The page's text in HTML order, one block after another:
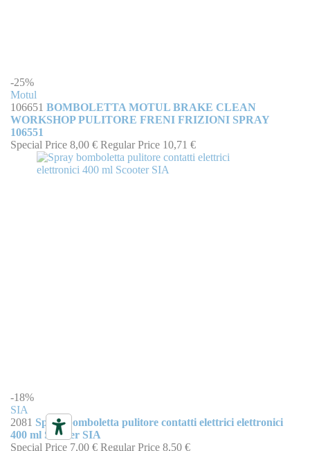
-25%
Motul
106651 BOMBOLETTA MOTUL BRAKE CLEAN
WORKSHOP PULITORE FRENI FRIZIONI SPRAY
106551
Special Price 8,00 € Regular Price 10,71 €
-18%
SIA
2081 Spray bomboletta pulitore contatti elettrici elettronici
400 ml Scooter SIA
Special Price 7,00 € Regular Price 8,50 €